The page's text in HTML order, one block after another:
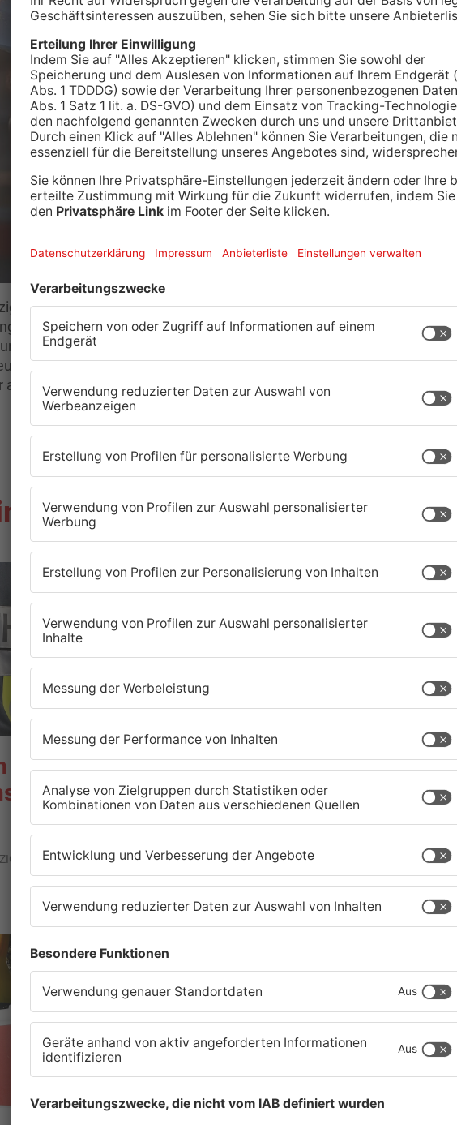
Netzdienste GmbH hat heute mit der Auswechslung von
in Gelnhausen begonnen. Gearbeitet wird im Bereich
der Haitzer Gasse. Eine Vollsperrung ist nicht geplant,
und die Müllabfuhr bleiben frei. Die Bauarbeiten sollen
abgeschlossen sein.
Kinzig-Kreis
KREIS
Gute Nachrichten für
Pendler im Main-Kinzig-
Kreis und in Hanau
06.08.2026, 11:33 UHR IN MAIN-KINZIG-KREIS
TOPNEWS